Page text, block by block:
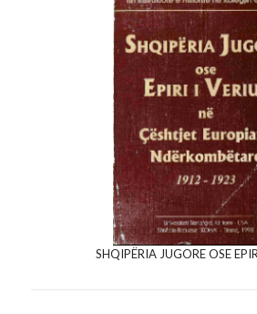
SHQIPËRIA JUGORE OSE